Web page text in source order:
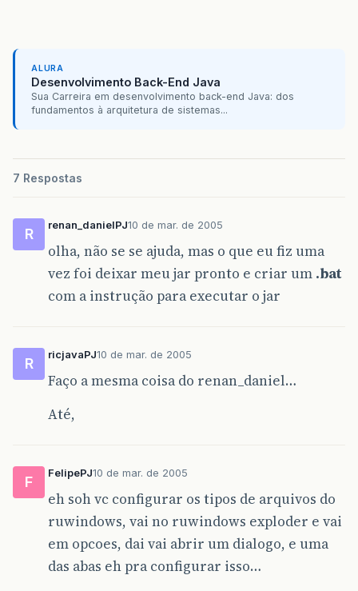
ALURA
Desenvolvimento Back-End Java
Sua Carreira em desenvolvimento back-end Java: dos
fundamentos à arquitetura de sistemas...
7 Respostas
R
renan_danielPJ10 de mar. de 2005
olha, não se se ajuda, mas o que eu fiz uma
vez foi deixar meu jar pronto e criar um .bat
com a instrução para executar o jar
R
ricjavaPJ10 de mar. de 2005
Faço a mesma coisa do renan_daniel…
Até,
F
FelipePJ10 de mar. de 2005
eh soh vc configurar os tipos de arquivos do
ruwindows, vai no ruwindows exploder e vai
em opcoes, dai vai abrir um dialogo, e uma
das abas eh pra configurar isso…